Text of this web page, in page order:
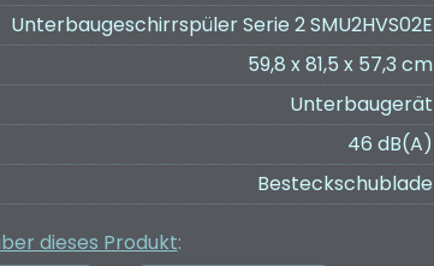
Unterbaugeschirrspüler Serie 2 SMU2HVS02E
59,8 x 81,5 x 57,3 cm
Unterbaugerät
46 dB(A)
Besteckschublade
dieses Produkt: